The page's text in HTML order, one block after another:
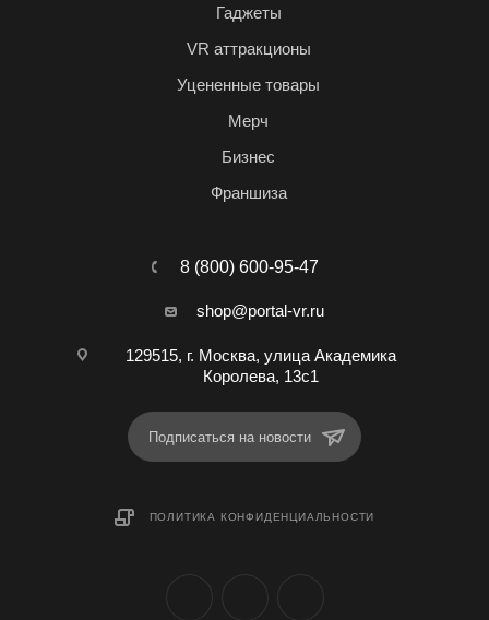
Гаджеты
VR аттракционы
Уцененные товары
Мерч
Бизнес
Франшиза
8 (800) 600-95-47
shop@portal-vr.ru
129515, г. Москва, улица Академика
Королева, 13с1
Подписаться на новости
ПОЛИТИКА КОНФИДЕНЦИАЛЬНОСТИ